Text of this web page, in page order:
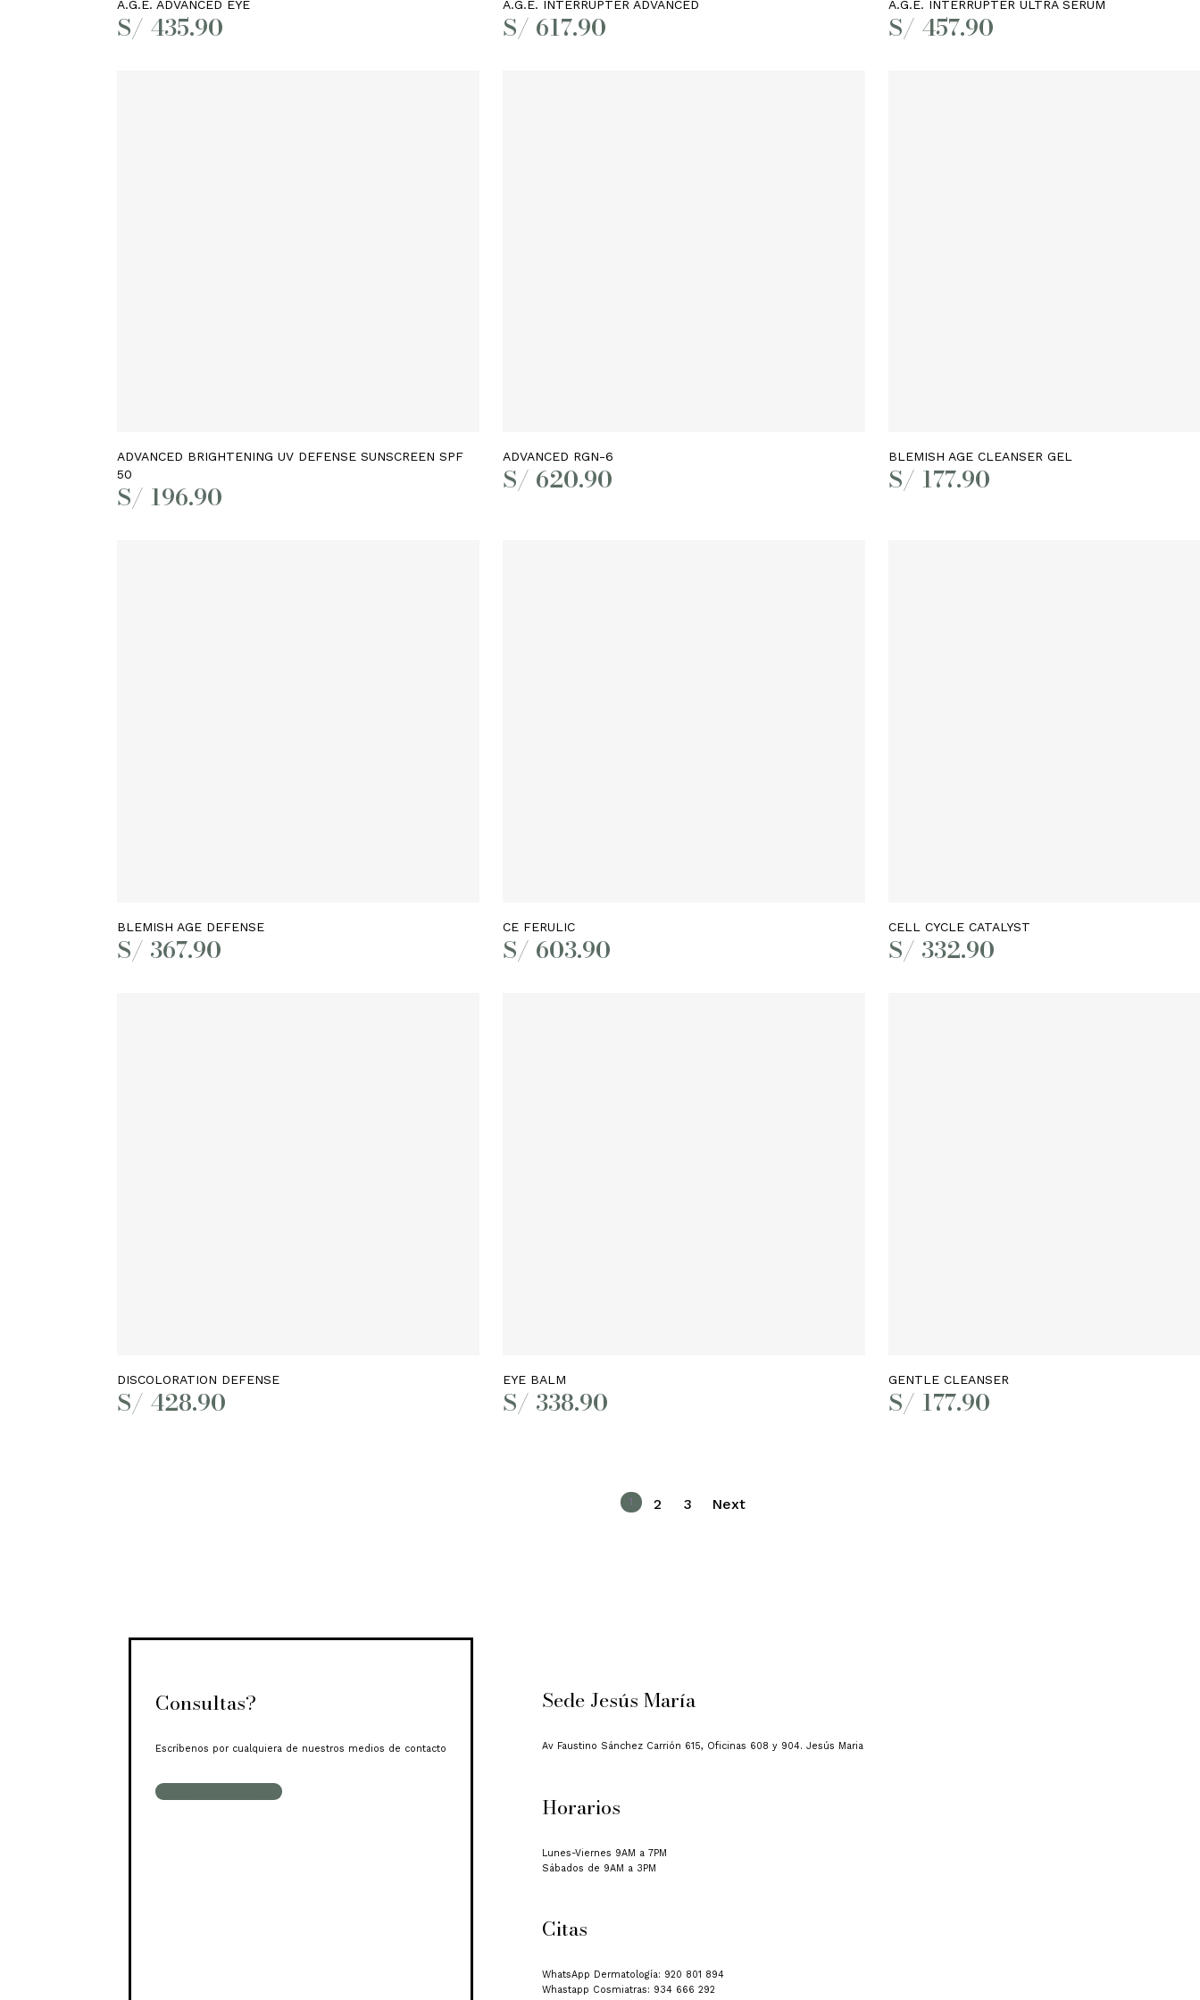
A.G.E. ADVANCED EYE
S/ 435.90
A.G.E. INTERRUPTER ADVANCED
S/ 617.90
A.G.E. INTERRUPTER ULTRA SERUM
S/ 457.90
Añadir al carrito
ADVANCED BRIGHTENING UV DEFENSE SUNSCREEN SPF
50
S/ 196.90
ADVANCED RGN-6
S/ 620.90
Añadir al carrito
BLEMISH AGE CLEANSER GEL
S/ 177.90
Añadir al carrito
BLEMISH AGE DEFENSE
S/ 367.90
CE FERULIC
S/ 603.90
CELL CYCLE CATALYST
S/ 332.90
Añadir al carrito
DISCOLORATION DEFENSE
S/ 428.90
EYE BALM
S/ 338.90
GENTLE CLEANSER
S/ 177.90
1 2 3 Next
Consultas?
Escríbenos por cualquiera de nuestros medios de contacto
Sede Jesús María
Av Faustino Sánchez Carrión 615, Oficinas 608 y 904. Jesús Maria
Horarios
Lunes-Viernes 9AM a 7PM
Sábados de 9AM a 3PM
Citas
WhatsApp Dermatología: 920 801 894
Whastapp Cosmiatras: 934 666 292